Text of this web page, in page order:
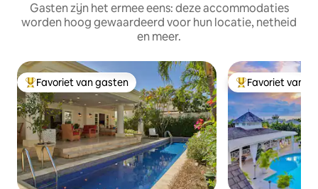
Gasten zijn het ermee eens: deze accommodaties
worden hoog gewaardeerd voor hun locatie, netheid
en meer.
Topfavoriet van gasten
Favoriet van gasten Topfavoriet van
Favoriet van